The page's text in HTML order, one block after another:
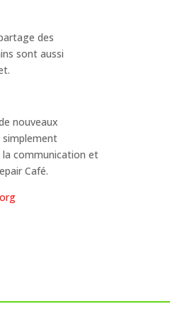
des
sont aussi
nouveaux
simplement
la communication et
Café.